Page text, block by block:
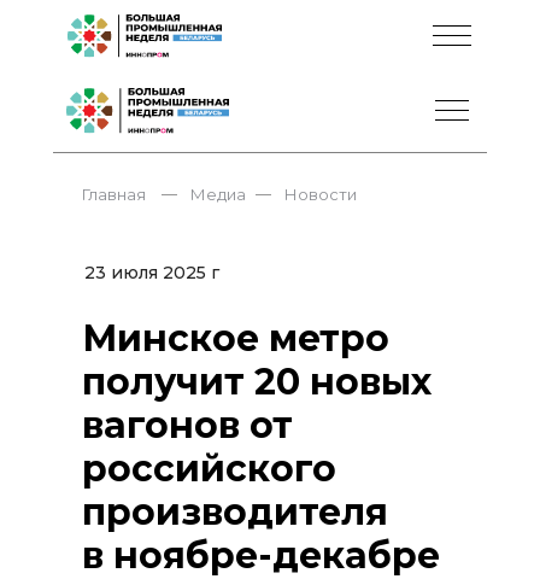
Главная Новости
— Медиа —
23 июля 2025 г
Минское метро
получит 20 новых
вагонов от
российского
производителя
в ноябре-декабре